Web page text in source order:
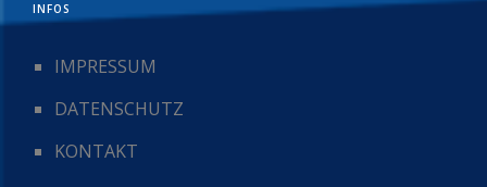
INFOS
IMPRESSUM
DATENSCHUTZ
KONTAKT